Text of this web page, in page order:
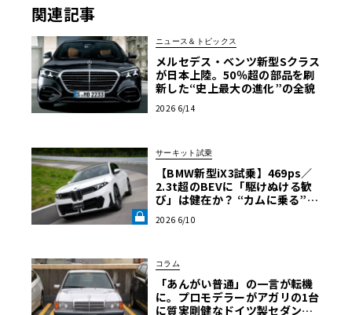
関連記事
ニュース＆トピックス
メルセデス・ベンツ新型Sクラス
が日本上陸。50％超の部品を刷
新した“史上最大の進化”の全貌
2026 6/14
サーキット試乗
【BMW新型iX3試乗】469ps／
2.3t超のBEVに「駆けぬける歓
び」は健在か？ “カムに乗る”官
NT LAB》
2026 6/10
コラム
「あんがい普通」の一言が転機
に。プロモデラーがアガリの1台
に質実剛健なドイツ製セダンを